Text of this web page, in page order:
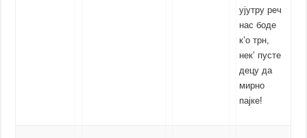
ујутру реч
нас боде
к’о трн,
нек’ пусте
децу да
мирно
пајке!